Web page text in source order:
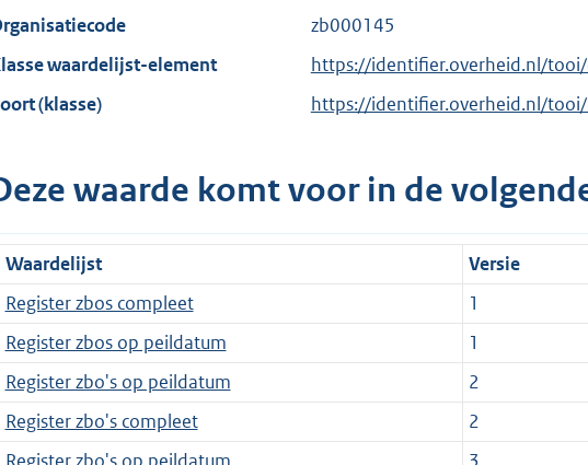
zb000145
waardelijst-element
https://identifier.overheid.nl/
(klasse)
https://identifier.overheid.nl/
waarde komt voor in de
Waardelijst Versie
Register zbos compleet
1
Register zbos op peildatum
1
Register zbo's op peildatum
2
Register zbo's compleet
2